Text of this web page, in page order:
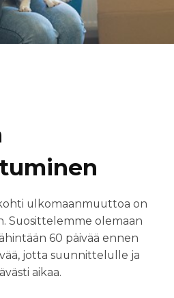
ulkomaanmuuttoa on
Suosittelemme olemaan
60 päivää ennen
jotta suunnittelulle ja
aikaa.